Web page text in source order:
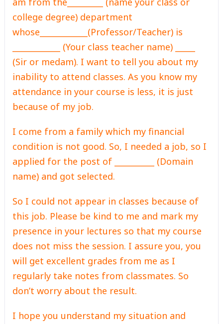
college degree) department
whose____________(Professor/Teacher) is
____________ (Your class teacher name) _____
(Sir or medam). I want to tell you about my
inability to attend classes. As you know my
attendance in your course is less, it is just
because of my job.
I come from a family which my financial
condition is not good. So, I needed a job, so I
applied for the post of __________ (Domain
name) and got selected.
So I could not appear in classes because of
this job. Please be kind to me and mark my
presence in your lectures so that my course
does not miss the session. I assure you, you
will get excellent grades from me as I
regularly take notes from classmates. So
don’t worry about the result.
I hope you understand my situation and